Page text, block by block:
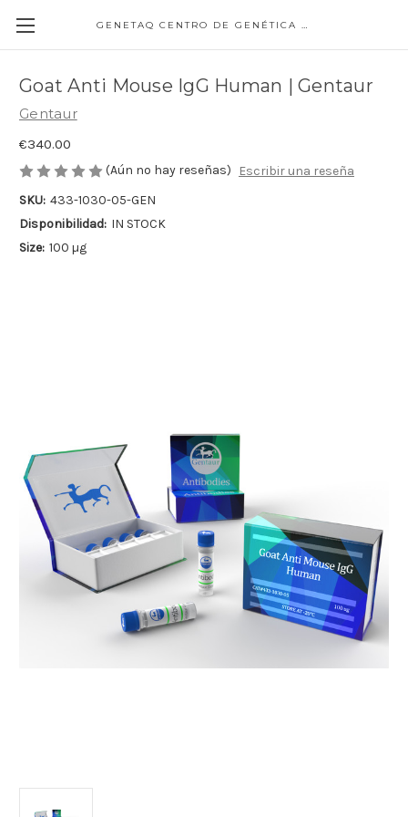
GENETAQ CENTRO DE GENÉTICA MOLECULAR
Goat Anti Mouse IgG Human | Gentaur
Gentaur
€340.00
(Aún no hay reseñas)
Escribir una reseña
SKU: 433-1030-05-GEN
Disponibilidad: IN STOCK
Size: 100 µg